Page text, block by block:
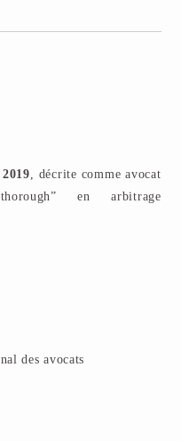
, décrite comme avocat
en arbitrage
des avocats